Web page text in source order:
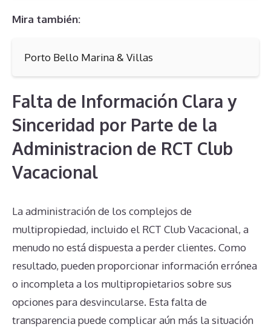
Mira también:
Porto Bello Marina & Villas
Falta de Información Clara y
Sinceridad por Parte de la
Administracion de RCT Club
Vacacional
La administración de los complejos de
multipropiedad, incluido el RCT Club Vacacional, a
menudo no está dispuesta a perder clientes. Como
resultado, pueden proporcionar información errónea
o incompleta a los multipropietarios sobre sus
opciones para desvincularse. Esta falta de
transparencia puede complicar aún más la situación